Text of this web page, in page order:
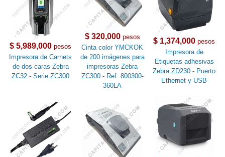
$ 5,989,000 pesos
Impresora de Carnets
de dos caras Zebra
ZC32 - Serie ZC300
$ 320,000pesos
Cinta color YMCKOK
de 200 imágenes para
impresoras Zebra
ZC300 - Ref. 800300-
360LA
$ 1,374,000 pesos
Impresora de
Etiquetas adhesivas
Zebra ZD230 - Puerto
Ethernet y USB